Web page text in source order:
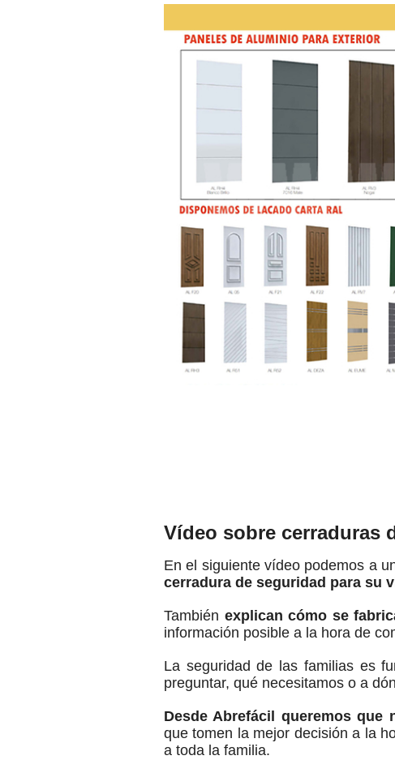
Vídeo sobre cerraduras
En el siguiente vídeo podemos a
cerradura de seguridad para su
También explican cómo se
información posible a la hora de
La seguridad de las familias es
preguntar, qué necesitamos o a
Desde Abrefácil queremos
que tomen la mejor decisión a la
a toda la familia.